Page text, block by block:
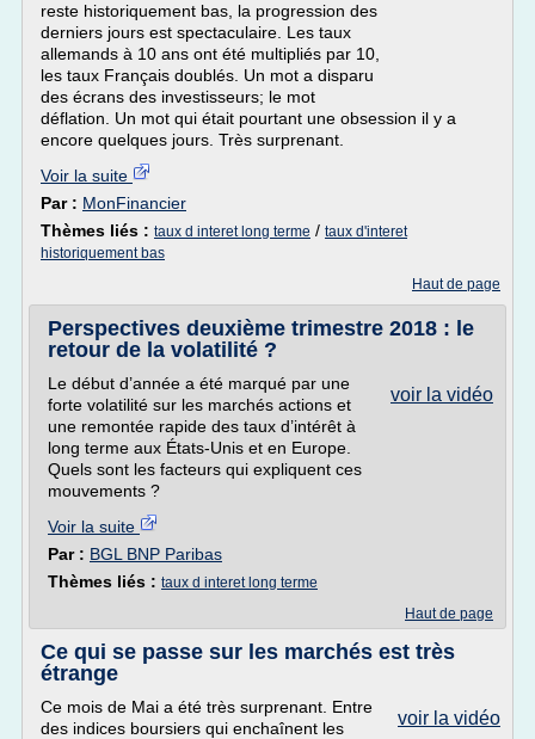
reste historiquement bas, la progression des
derniers jours est spectaculaire. Les taux
allemands à 10 ans ont été multipliés par 10,
les taux Français doublés. Un mot a disparu
des écrans des investisseurs; le mot
déflation. Un mot qui était pourtant une obsession il y a
encore quelques jours. Très surprenant.
Voir la suite
Par : MonFinancier
Thèmes liés : taux d interet long terme / taux d'interet
historiquement bas
Haut de page
Perspectives deuxième trimestre 2018 : le
retour de la volatilité ?
voir la vidéo
Le début d’année a été marqué par une
forte volatilité sur les marchés actions et
une remontée rapide des taux d’intérêt à
long terme aux États-Unis et en Europe.
Quels sont les facteurs qui expliquent ces
mouvements ?
Voir la suite
Par : BGL BNP Paribas
Thèmes liés : taux d interet long terme
Haut de page
Ce qui se passe sur les marchés est très
étrange
voir la vidéo
Ce mois de Mai a été très surprenant. Entre
des indices boursiers qui enchaînent les